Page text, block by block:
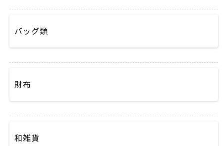
バッグ類
財布
和雑貨